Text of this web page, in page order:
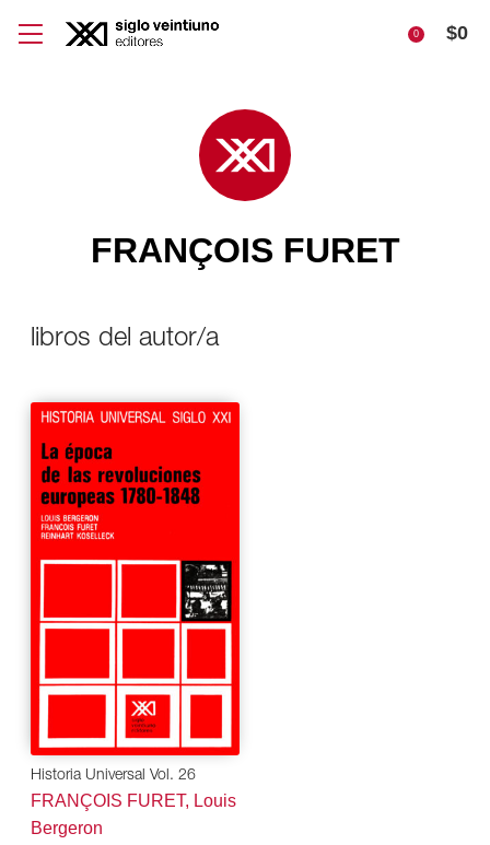
0 $0
FRANÇOIS FURET
libros del autor/a
Historia Universal Vol. 26
FRANÇOIS FURET, Louis
Bergeron